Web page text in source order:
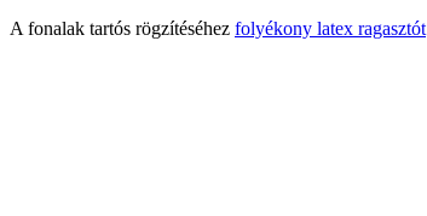
A fonalak tartós rögzítéséhez folyékony latex ragasztót